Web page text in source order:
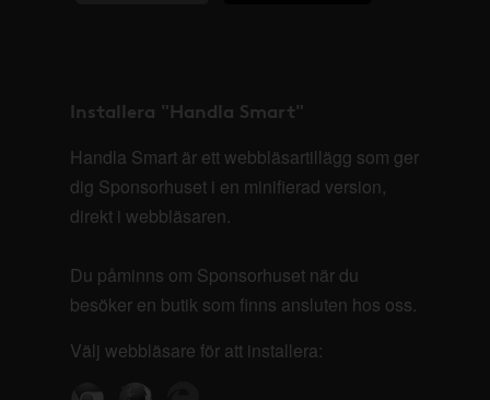
Installera "Handla Smart"
Handla Smart är ett webbläsartillägg som ger
dig Sponsorhuset i en minifierad version,
direkt i webbläsaren.
Du påminns om Sponsorhuset när du
besöker en butik som finns ansluten hos oss.
Välj webbläsare för att installera: